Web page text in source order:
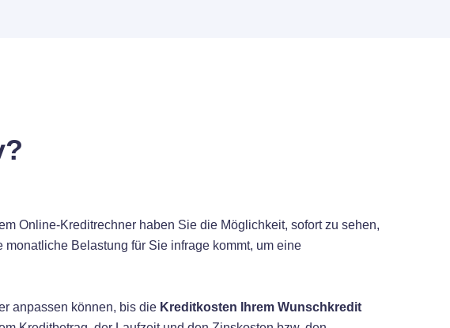
Online-Kreditrechner haben Sie die Möglichkeit, sofort zu sehen,
Belastung für Sie infrage kommt, um eine
anpassen können, bis die Kreditkosten Ihrem Wunschkredit